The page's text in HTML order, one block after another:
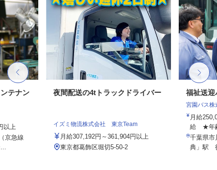
テナン
以上
京急線
夜間配送の4tトラックドライバー
イズミ物流株式会社 東京Team
月給307,192円～361,904円以上
東京都葛飾区堀切5-50-2
福祉送迎
宮園バス株
月給
給 ★年
千葉県市
典」駅